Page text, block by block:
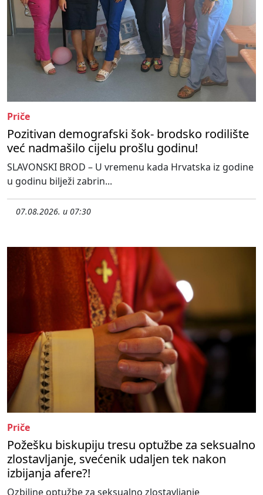
Priče
Pozitivan demografski šok- brodsko rodilište
već nadmašilo cijelu prošlu godinu!
SLAVONSKI BROD – U vremenu kada Hrvatska iz godine
u godinu bilježi zabrin...
07.08.2026. u 07:30
Priče
Požešku biskupiju tresu optužbe za seksualno
zlostavljanje, svećenik udaljen tek nakon
izbijanja afere?!
Ozbiljne optužbe za seksualno zlostavljanje